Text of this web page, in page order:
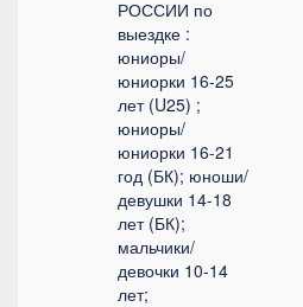
РОССИИ по
выездке :
юниоры/
юниорки 16-25
лет (U25) ;
юниоры/
юниорки 16-21
год (БК); юноши/
девушки 14-18
лет (БК);
мальчики/
девочки 10-14
лет;